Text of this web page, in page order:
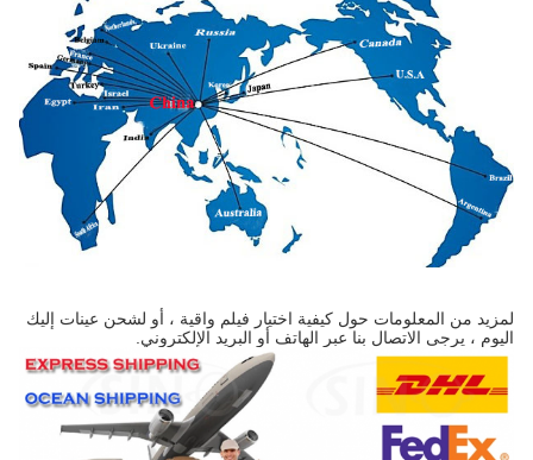
لمزيد من المعلومات حول كيفية اختيار فيلم واقية ، أو لشحن عينات إليك
اليوم ، يرجى الاتصال بنا عبر الهاتف أو البريد الإلكتروني.